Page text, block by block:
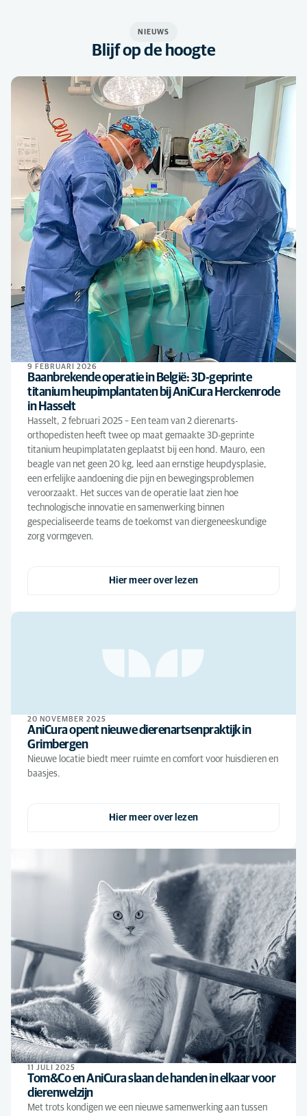
NIEUWS
Blijf op de hoogte
9 FEBRUARI 2026
Baanbrekende operatie in België: 3D-geprinte
titanium heupimplantaten bij AniCura Herckenrode
in Hasselt
Hasselt, 2 februari 2025 – Een team van 2 dierenarts-
orthopedisten heeft twee op maat gemaakte 3D-geprinte
titanium heupimplataten geplaatst bij een hond. Mauro, een
beagle van net geen 20 kg, leed aan ernstige heupdysplasie,
een erfelijke aandoening die pijn en bewegingsproblemen
veroorzaakt. Het succes van de operatie laat zien hoe
technologische innovatie en samenwerking binnen
gespecialiseerde teams de toekomst van diergeneeskundige
zorg vormgeven.
Hier meer over lezen
20 NOVEMBER 2025
AniCura opent nieuwe dierenartsenpraktijk in
Grimbergen
Nieuwe locatie biedt meer ruimte en comfort voor huisdieren en
baasjes.
Hier meer over lezen
11 JULI 2025
Tom&Co en AniCura slaan de handen in elkaar voor
dierenwelzijn
Met trots kondigen we een nieuwe samenwerking aan tussen